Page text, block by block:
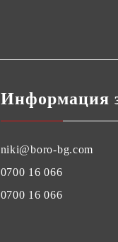
Информация
niki@boro-bg.com
0700 16 066
0700 16 066